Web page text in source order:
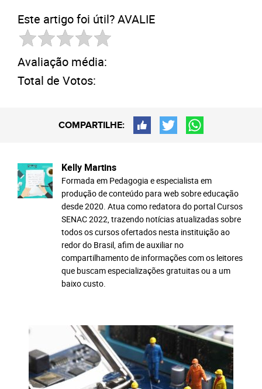
Este artigo foi útil? AVALIE
Avaliação média:
Total de Votos:
COMPARTILHE:
Kelly Martins
Formada em Pedagogia e especialista em
produção de conteúdo para web sobre educação
desde 2020. Atua como redatora do portal Cursos
SENAC 2022, trazendo notícias atualizadas sobre
todos os cursos ofertados nesta instituição ao
redor do Brasil, afim de auxiliar no
compartilhamento de informações com os leitores
que buscam especializações gratuitas ou a um
baixo custo.